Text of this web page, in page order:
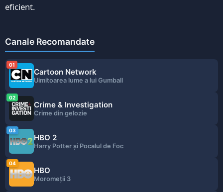
eficient.
Canale Recomandate
01
Cartoon Network
Uimitoarea lume a lui Gumball
02
Crime & Investigation
Crime din gelozie
03
HBO 2
Harry Potter și Pocalul de Foc
04
HBO
Moromeții 3